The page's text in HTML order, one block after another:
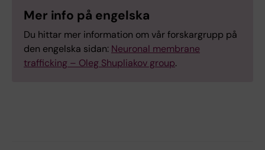
Mer info på engelska
Du hittar mer information om vår forskargrupp på
den engelska sidan: Neuronal membrane
trafficking – Oleg Shupliakov group.